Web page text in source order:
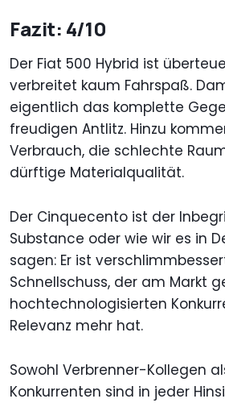
Fazit: 4/10
Der Fiat 500 Hybrid ist
verbreitet kaum Fahrspaß.
eigentlich das komplette
freudigen Antlitz. Hinzu
Verbrauch, die schlechte
dürftige Materialqualität.
Der Cinquecento ist der
Substance oder wie wir es in
sagen: Er ist
Schnellschuss, der am Markt
hochtechnologisierten
Relevanz mehr hat.
Sowohl Verbrenner-Kollegen
Konkurrenten sind in jeder